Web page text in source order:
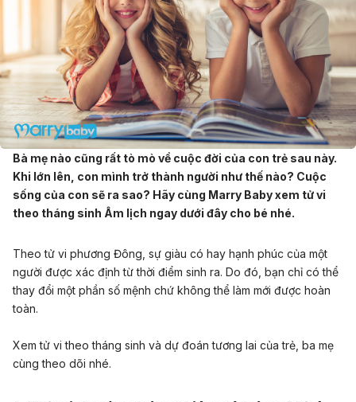
Bà mẹ nào cũng rất tò mò về cuộc đời của con trẻ sau này.
Khi lớn lên, con mình trở thành người như thế nào? Cuộc
sống của con sẽ ra sao? Hãy cùng Marry Baby xem tử vi
theo tháng sinh Âm lịch ngay dưới đây cho bé nhé.
Theotử vi phương Đông, sự giàu có hay hạnh phúc của một
người được xác định từ thời điểm sinh ra. Do đó, bạn chỉ có thể
thay đổi một phần số mệnh chứ không thể làm mới được hoàn
toàn.
Xem tử vi theo tháng sinh và dự đoán tương lai của trẻ, ba mẹ
cùng theo dõi nhé.